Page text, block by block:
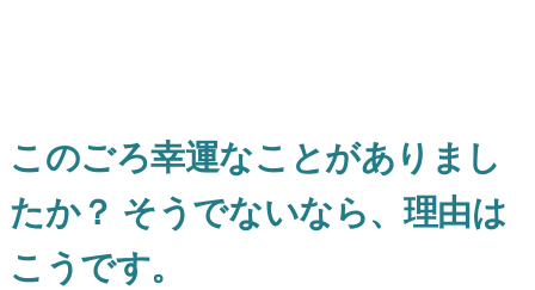
このごろ幸運なことがありまし
たか？ そうでないなら、理由は
こうです。